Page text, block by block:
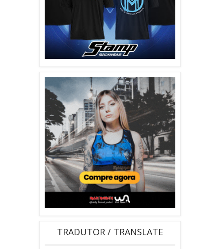
TRADUTOR / TRANSLATE